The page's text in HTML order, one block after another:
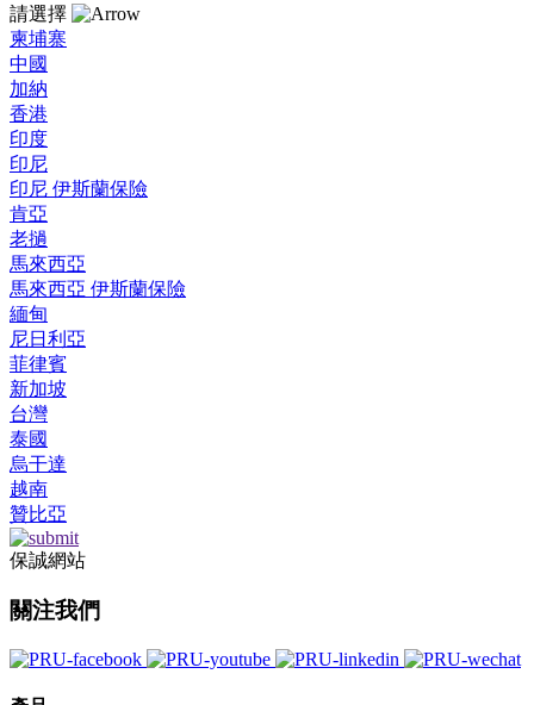
請選擇
柬埔寨
中國
加納
香港
印度
印尼
印尼 伊斯蘭保險
肯亞
老撾
馬來西亞
馬來西亞 伊斯蘭保險
緬甸
尼日利亞
菲律賓
新加坡
台灣
泰國
烏干達
越南
贊比亞
保誠網站
關注我們